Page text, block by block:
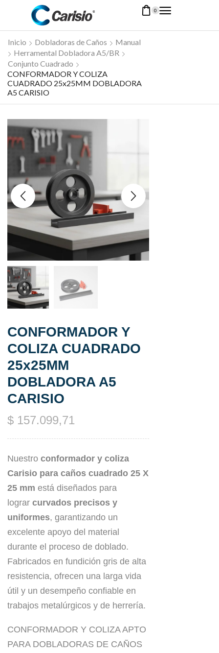
0
Inicio Dobladoras de Caños
Manual
Herramental Dobladora A5/BR
Conjunto Cuadrado
CONFORMADOR Y COLIZA
CUADRADO 25x25MM DOBLADORA
A5 CARISIO
CONFORMADOR Y
COLIZA CUADRADO
25x25MM
DOBLADORA A5
CARISIO
$ 157.099,71
Nuestro conformador y coliza
Carisio para caños cuadrado 25 X
25 mm está diseñados para
lograr curvados precisos y
uniformes, garantizando un
excelente apoyo del material
durante el proceso de doblado.
Fabricados en fundición gris de alta
resistencia, ofrecen una larga vida
útil y un desempeño confiable en
trabajos metalúrgicos y de herrería.
CONFORMADOR Y COLIZA APTO
PARA DOBLADORAS DE CAÑOS